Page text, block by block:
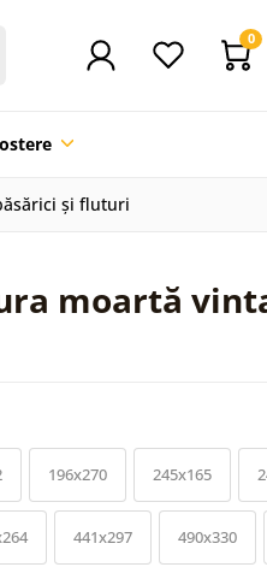
0
și fluturi
moartă
196x270 245x165
441x297 490x330